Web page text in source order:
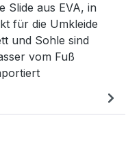
Slide aus EVA, in
für die Umkleide
und Sohle sind
vom Fuß